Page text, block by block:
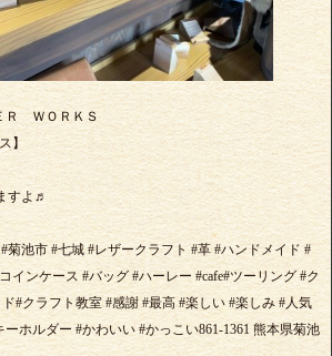
Ｒ ＷＯＲＫＳ
】
すよ♬
#菊池市 #七城 #レザークラフト #革 #ハンドメイド #
インケース #バッグ #ハーレー #cafe#ツーリング #ク
#クラフト教室 #感謝 #最高 #楽しい #楽しみ #人気
ホルダー #かわいい #かっこい861-1361 熊本県菊池